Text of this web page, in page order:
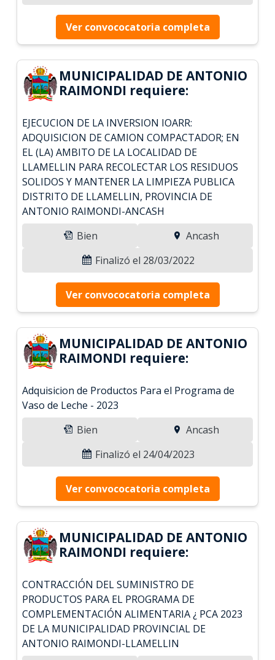
Ver convococatoria completa
MUNICIPALIDAD DE ANTONIO
RAIMONDI requiere:
EJECUCION DE LA INVERSION IOARR:
ADQUISICION DE CAMION COMPACTADOR; EN
EL (LA) AMBITO DE LA LOCALIDAD DE
LLAMELLIN PARA RECOLECTAR LOS RESIDUOS
SOLIDOS Y MANTENER LA LIMPIEZA PUBLICA
DISTRITO DE LLAMELLIN, PROVINCIA DE
ANTONIO RAIMONDI-ANCASH
Bien
Ancash
Finalizó el 28/03/2022
Ver convococatoria completa
MUNICIPALIDAD DE ANTONIO
RAIMONDI requiere:
Adquisicion de Productos Para el Programa de
Vaso de Leche - 2023
Bien
Ancash
Finalizó el 24/04/2023
Ver convococatoria completa
MUNICIPALIDAD DE ANTONIO
RAIMONDI requiere:
CONTRACCIÓN DEL SUMINISTRO DE
PRODUCTOS PARA EL PROGRAMA DE
COMPLEMENTACIÓN ALIMENTARIA ¿ PCA 2023
DE LA MUNICIPALIDAD PROVINCIAL DE
ANTONIO RAIMONDI-LLAMELLIN